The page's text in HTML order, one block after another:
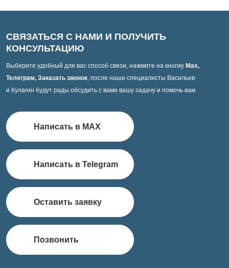
СВЯЗАТЬСЯ С НАМИ И ПОЛУЧИТЬ
КОНСУЛЬТАЦИЮ
Выберите удобный для вас способ связи, нажмите на кнопку Max,
Телеграм, Заказать звонок, после наши специалисты Васильев
и Кулагин будут рады обсудить с вами вашу задачу и помочь вам
Написать в MAX
Написать в Telegram
Оставить заявку
Позвонить